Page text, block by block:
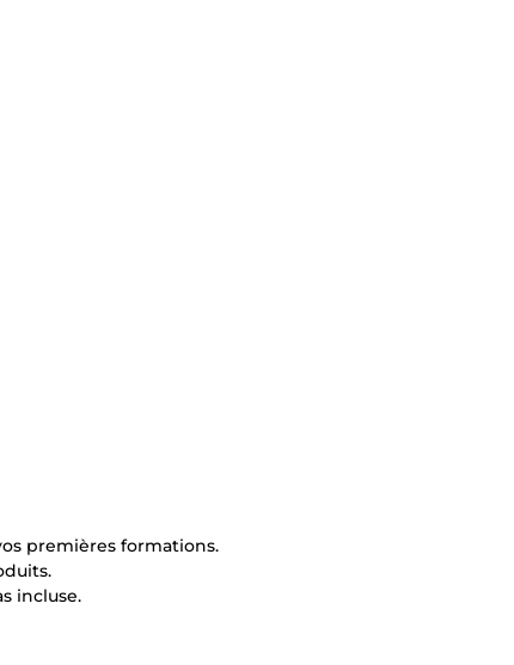
premières formations.
incluse.